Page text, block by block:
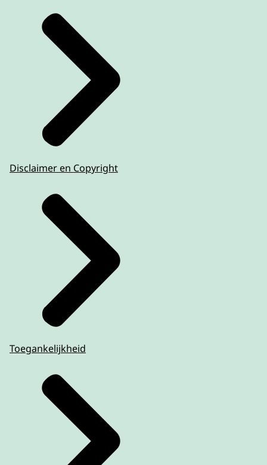
Disclaimer en Copyright
Toegankelijkheid